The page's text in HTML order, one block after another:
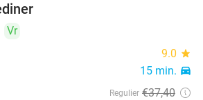
Vr
9.0 star
15 min. directions_car
Regulier €37,40